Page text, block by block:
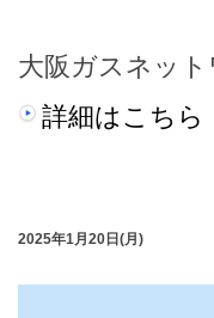
大阪ガスネッ
詳細はこちら
2025年1月20日(月)